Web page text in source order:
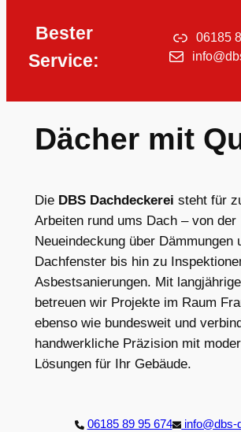
Bester
Service:
06185
Dächer mit
Die DBS Dachdeckerei steht für
Arbeiten rund ums Dach – von der
Neueindeckung über Dämmungen
Dachfenster bis hin zu
Asbestsanierungen. Mit
betreuen wir Projekte im Raum
ebenso wie bundesweit und
handwerkliche Präzision mit
Lösungen für Ihr Gebäude.
06185 89 95 674 info@dbs-